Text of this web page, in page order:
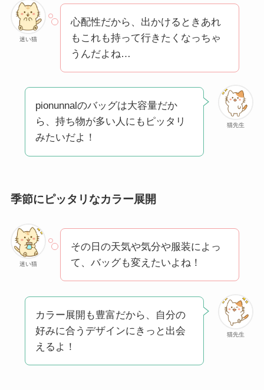
迷い猫
心配性だから、出かけるときあれ
もこれも持って行きたくなっちゃ
うんだよね…
猫先生
pionunnalのバッグは大容量だか
ら、持ち物が多い人にもピッタリ
みたいだよ！
季節にピッタリなカラー展開
迷い猫
その日の天気や気分や服装によっ
て、バッグも変えたいよね！
猫先生
カラー展開も豊富だから、自分の
好みに合うデザインにきっと出会
えるよ！